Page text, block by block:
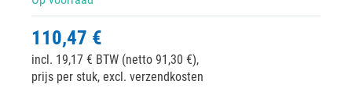
110,47 €
incl. 19,17 € BTW (netto 91,30 €),
prijs per stuk, excl. verzendkosten